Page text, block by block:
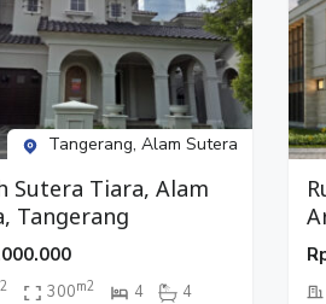
Tangerang, Alam Sutera
Sutera Tiara, Alam
Tangerang
300m2 4 4